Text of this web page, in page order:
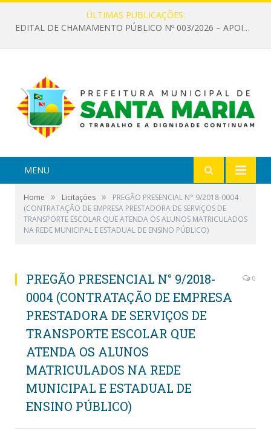
ÚLTIMAS PUBLICAÇÕES:
EDITAL DE CHAMAMENTO PÚBLICO Nº 003/2026 – APOIO À INFRAESTRUTURA CULTURAL
MENU
Home » Licitações »
PREGÃO PRESENCIAL N° 9/2018-0004
(CONTRATAÇÃO DE EMPRESA PRESTADORA DE SERVIÇOS DE
TRANSPORTE ESCOLAR QUE ATENDA OS ALUNOS MATRICULADOS
NA REDE MUNICIPAL E ESTADUAL DE ENSINO PÚBLICO)
PREGÃO PRESENCIAL N° 9/2018-
0004 (CONTRATAÇÃO DE EMPRESA
PRESTADORA DE SERVIÇOS DE
TRANSPORTE ESCOLAR QUE
ATENDA OS ALUNOS
MATRICULADOS NA REDE
MUNICIPAL E ESTADUAL DE
ENSINO PÚBLICO)
0